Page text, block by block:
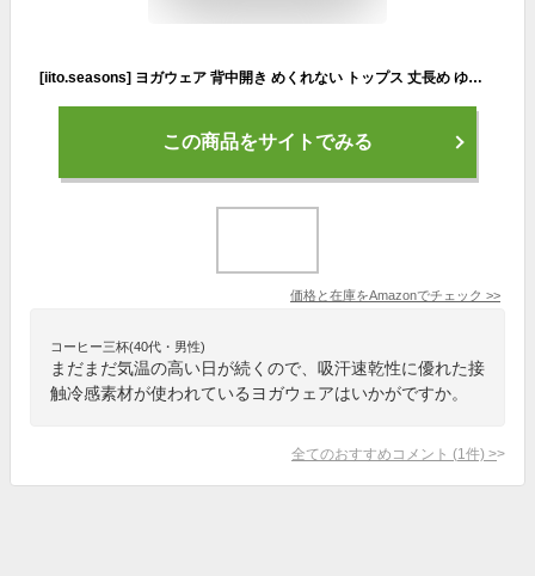
[iito.seasons] ヨガウェア 背中開き めくれない トップス 丈長め ゆったり フィットネスウェア 体型カバー めくれない ロング丈 冷感シャツ 薄手 吸汗 速乾 UVカット 紫外線対策 おしゃれ 人気 (M, ネイビー)
この商品をサイトでみる
価格と在庫をAmazonでチェック >>
コーヒー三杯(40代・男性)
まだまだ気温の高い日が続くので、吸汗速乾性に優れた接
触冷感素材が使われているヨガウェアはいかがですか。
全てのおすすめコメント (1 件) >